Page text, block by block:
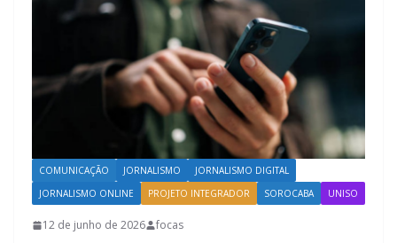
COMUNICAÇÃO JORNALISMO
JORNALISMO DIGITAL
JORNALISMO ONLINE
PROJETO INTEGRADOR SOROCABA UNISO
12 de junho de 2026 focas